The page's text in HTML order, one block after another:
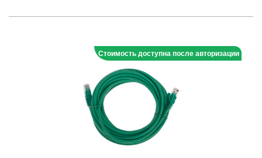
Стоимость доступна после авторизации